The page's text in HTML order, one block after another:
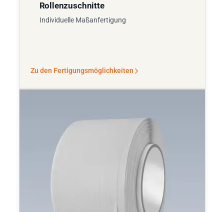
Rollenzuschnitte
Individuelle Maßanfertigung
Zu den Fertigungsmöglichkeiten